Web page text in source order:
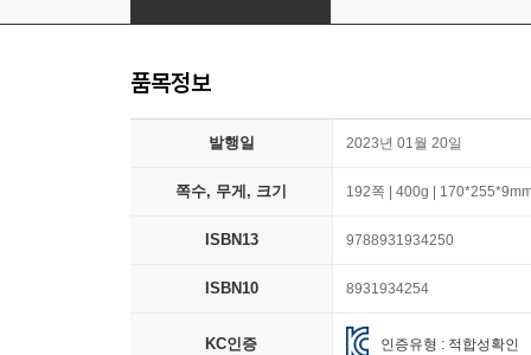
품목정보
발행일 2023년 01월 20일
쪽수, 무게, 크기 192쪽 | 400g |
ISBN13 9788931934250
ISBN10 8931934254
KC인증 인증유형 : 적합성확인